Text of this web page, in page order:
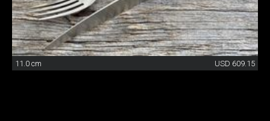
11.0 cm USD 609.15